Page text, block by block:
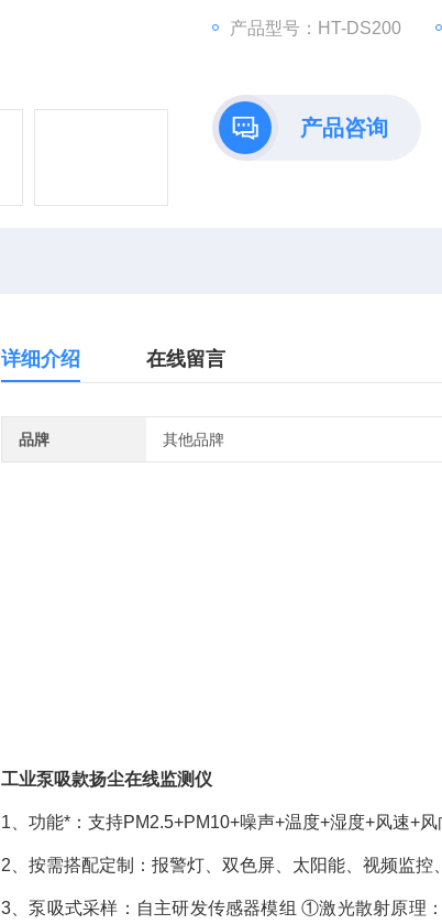
产品型号：HT-DS200
产品咨询
详细介绍 在线留言
品牌 其他品牌
工业泵吸款扬尘在线监测仪
1、功能*：支持PM2.5+PM10+噪声+温度+湿度+风速+
2、按需搭配定制：报警灯、双色屏、太阳能、视频监控
3、泵吸式采样：自主研发传感器模组 ①激光散射原理